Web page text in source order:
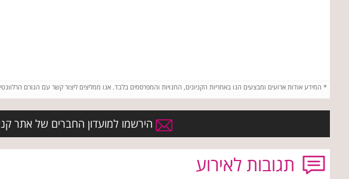
* המידע אודות ארועים ומבצעים הנו באחריות הקניונים, החנויות והמפרסמים בלבד. אנו ממליצים ליצור קשר עם הגורם
הירשמו למועדון החברים של אתר
תגובות לאירוע